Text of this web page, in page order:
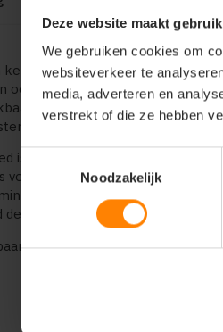
Deze website maakt
We gebruiken cookies om
websiteverkeer te
media, adverteren en
verstrekt of die ze hebben
Toestemmingsselectie
Noodzakelijk
keperstof - 245 gsm
oogjes
in 2 maten
band
is gemaakt van geborsteld
voorzien van metalen oogjes.
tegen de zon. De
toe.
in twee maten: Medium/Large